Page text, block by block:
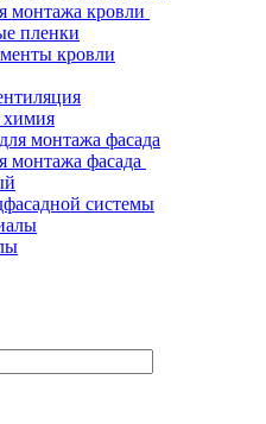
монтажа кровли
пленки
кровли
химия
монтажа фасада
системы